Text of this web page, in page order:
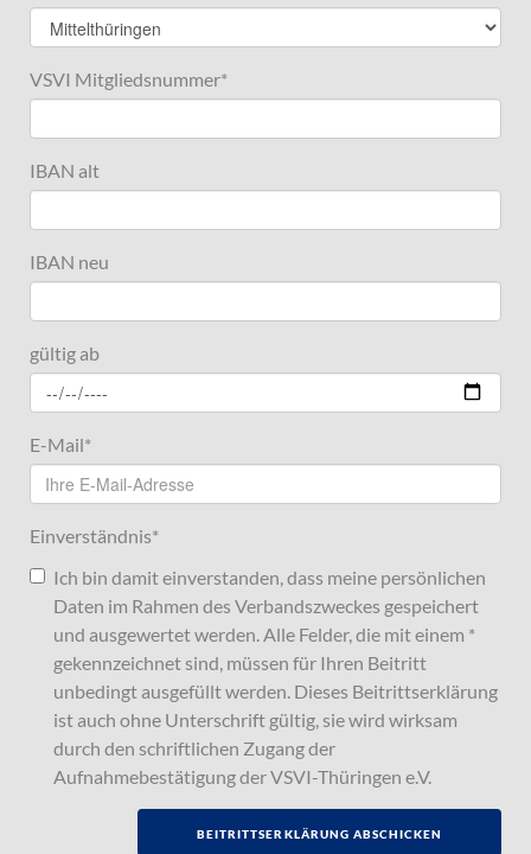
VSVI Mitgliedsnummer*
IBAN alt
IBAN neu
gültig ab
E-Mail*
Einverständnis*
Ich bin damit einverstanden, dass meine persönlichen
Daten im Rahmen des Verbandszweckes gespeichert
und ausgewertet werden. Alle Felder, die mit einem *
gekennzeichnet sind, müssen für Ihren Beitritt
unbedingt ausgefüllt werden. Dieses Beitrittserklärung
ist auch ohne Unterschrift gültig, sie wird wirksam
durch den schriftlichen Zugang der
Aufnahmebestätigung der VSVI-Thüringen e.V.